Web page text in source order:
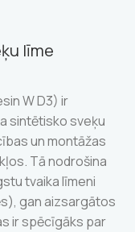
līme
W D3) ir
sintētisko sveķu
un montāžas
Tā nodrošina
tvaika līmeni
gan aizsargātos
ir spēcīgāks par